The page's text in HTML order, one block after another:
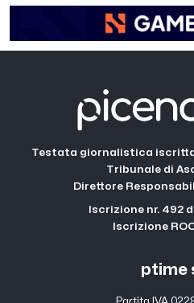
Testata giornalistica
Tribunale di
Direttore
Iscrizione nr. 492
Iscrizione
ptime
Partita IVA